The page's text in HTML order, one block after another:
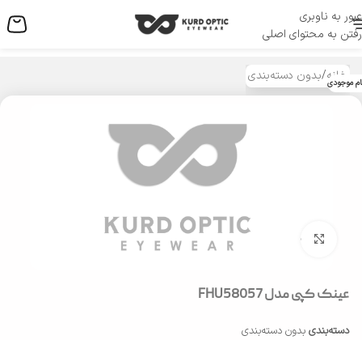
عبور به ناوبری
رفتن به محتوای اصلی
منو
خانه/بدون دسته‌بندی موجودی
بزرگنمایی تصویر
عینک کپی مدل FHU58057
دسته‌بندی بدون دسته‌بندی